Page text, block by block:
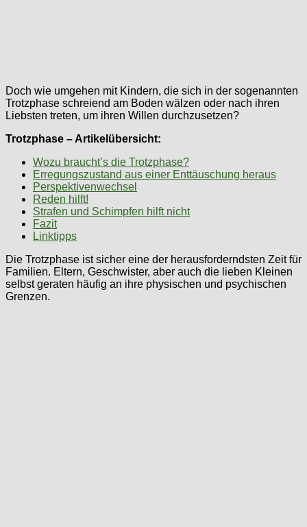
Doch wie umgehen mit Kindern, die sich in der sogenannten
Trotzphase schreiend am Boden wälzen oder nach ihren
Liebsten treten, um ihren Willen durchzusetzen?
Trotzphase – Artikelübersicht:
Wozu braucht’s die Trotzphase?
Erregungszustand aus einer Enttäuschung heraus
Perspektivenwechsel
Reden hilft!
Strafen und Schimpfen hilft nicht
Fazit
Linktipps
Die Trotzphase ist sicher eine der herausforderndsten Zeit für
Familien. Eltern, Geschwister, aber auch die lieben Kleinen
selbst geraten häufig an ihre physischen und psychischen
Grenzen.